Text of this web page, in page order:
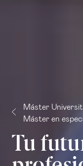
Máster
Máster en
Tu